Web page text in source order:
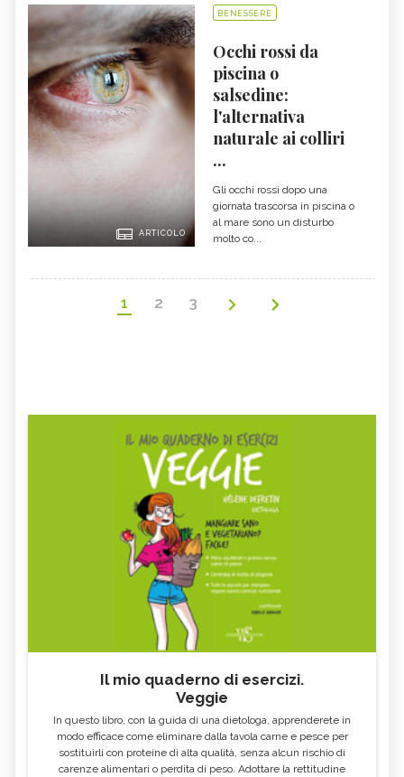
ARTICOLO
BENESSERE
Occhi rossi da
piscina o
salsedine:
l'alternativa
naturale ai colliri
...
Gli occhi rossi dopo una
giornata trascorsa in piscina o
al mare sono un disturbo
molto co...
1 2 3
Il mio quaderno di esercizi.
Veggie
In questo libro, con la guida di una dietologa, apprenderete in
modo efficace come eliminare dalla tavola carne e pesce per
sostituirli con proteine di alta qualità, senza alcun rischio di
carenze alimentari o perdita di peso. Adottare la rettitudine